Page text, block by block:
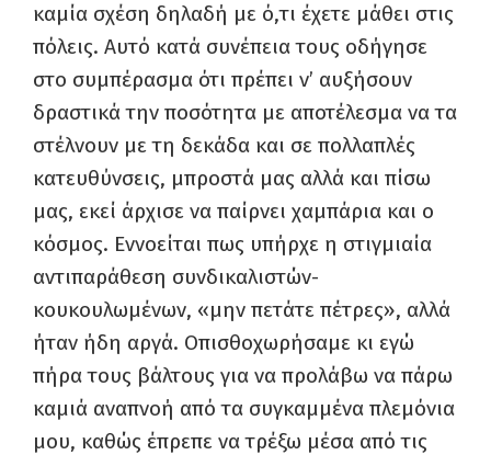
καμία σχέση δηλαδή με ό,τι έχετε μάθει στις
πόλεις. Αυτό κατά συνέπεια τους οδήγησε
στο συμπέρασμα ότι πρέπει ν’ αυξήσουν
δραστικά την ποσότητα με αποτέλεσμα να τα
στέλνουν με τη δεκάδα και σε πολλαπλές
κατευθύνσεις, μπροστά μας αλλά και πίσω
μας, εκεί άρχισε να παίρνει χαμπάρια και ο
κόσμος. Εννοείται πως υπήρχε η στιγμιαία
αντιπαράθεση συνδικαλιστών-
κουκουλωμένων, «μην πετάτε πέτρες», αλλά
ήταν ήδη αργά. Οπισθοχωρήσαμε κι εγώ
πήρα τους βάλτους για να προλάβω να πάρω
καμιά αναπνοή από τα συγκαμμένα πλεμόνια
μου, καθώς έπρεπε να τρέξω μέσα από τις